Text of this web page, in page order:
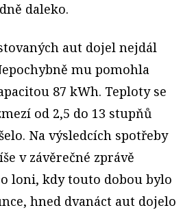
daleko.
aut dojel nejdál
mu pomohla
87 kWh. Teploty se
od 2,5 do 13 stupňů
Na výsledcích spotřeby
v závěrečné zprávě
loni, kdy touto dobou bylo
hned dvanáct aut dojelo